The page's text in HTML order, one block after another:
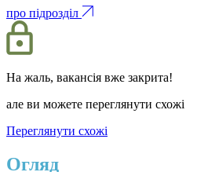
про підрозділ
На жаль, вакансія вже закрита!
але ви можете переглянути схожі
Переглянути схожі
Огляд